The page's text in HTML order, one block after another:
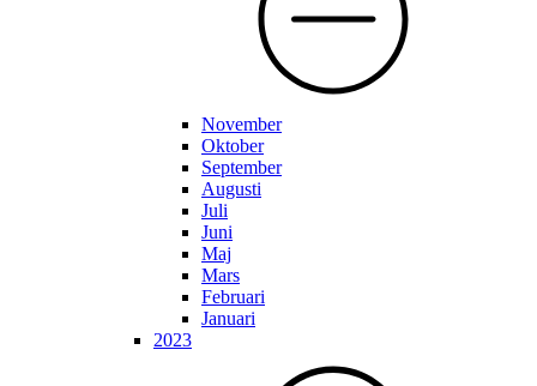
November
Oktober
September
Augusti
Juli
Juni
Maj
Mars
Februari
Januari
2023